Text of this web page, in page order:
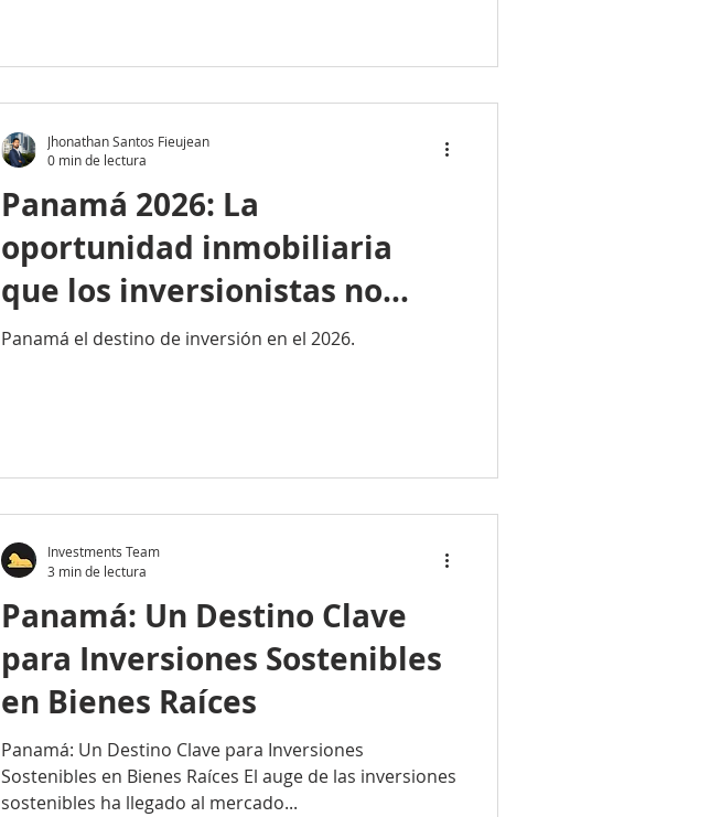
Panamá 2026: La
oportunidad inmobiliaria
que los inversionistas no
pueden ignorar
Panamá el destino de inversión en el 2026.
Jhonathan Santos Fieujean
0 min de lectura
Panamá: Un Destino Clave
para Inversiones Sostenibles
en Bienes Raíces
Panamá: Un Destino Clave para Inversiones
Sostenibles en Bienes Raíces El auge de las inversiones
sostenibles ha llegado al mercado...
Investments Team
3 min de lectura